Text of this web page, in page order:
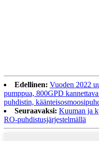
Edellinen: Vuoden 2022
pumppua, 800GPD
puhdistin,
Seuraavaksi: Kuuman ja
RO-puhdistusjärjestelmällä